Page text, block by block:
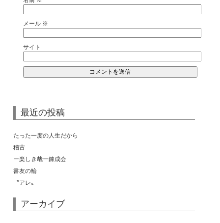
メール ※
サイト
最近の投稿
たった一度の人生だから
稽古
ー楽しき哉ー錬成会
書友の輪
〝アレ〟
アーカイブ